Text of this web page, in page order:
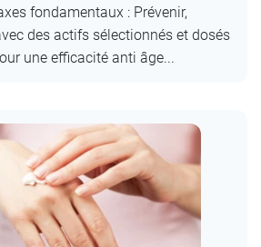
fondamentaux : Prévenir,
des actifs sélectionnés et dosés
une efficacité anti âge...